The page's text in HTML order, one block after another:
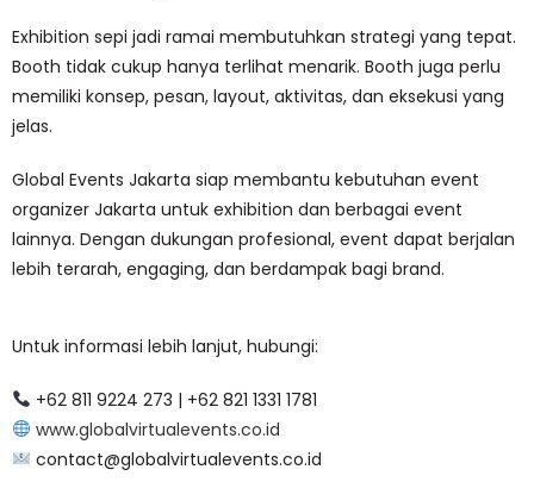
Exhibition sepi jadi ramai membutuhkan strategi yang tepat.
Booth tidak cukup hanya terlihat menarik. Booth juga perlu
memiliki konsep, pesan, layout, aktivitas, dan eksekusi yang
jelas.
Global Events Jakarta siap membantu kebutuhan event
organizer Jakarta untuk exhibition dan berbagai event
lainnya. Dengan dukungan profesional, event dapat berjalan
lebih terarah, engaging, dan berdampak bagi brand.
Untuk informasi lebih lanjut, hubungi:
+62 811 9224 273 | +62 821 1331 1781
www.globalvirtualevents.co.id
contact@globalvirtualevents.co.id